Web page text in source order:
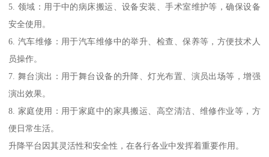
5. 领域：用于中的病床搬运、设备安装、手术室维护等，确保设备
安全使用。
6. 汽车维修：用于汽车维修中的举升、检查、保养等，方便技术人
员操作。
7. 舞台演出：用于舞台设备的升降、灯光布置、演员出场等，增强
演出效果。
8. 家庭使用：用于家庭中的家具搬运、高空清洁、维修作业等，方
便日常生活。
升降平台因其灵活性和安全性，在各行各业中发挥着重要作用。